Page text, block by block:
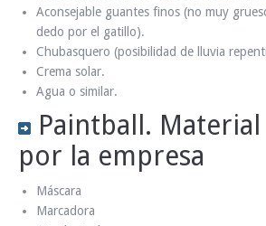
Aconsejable guantes finos (no muy
dedo por el gatillo).
Chubasquero (posibilidad de lluvia
Crema solar.
Agua o similar.
Paintball.
por la empresa
Máscara
Marcadora